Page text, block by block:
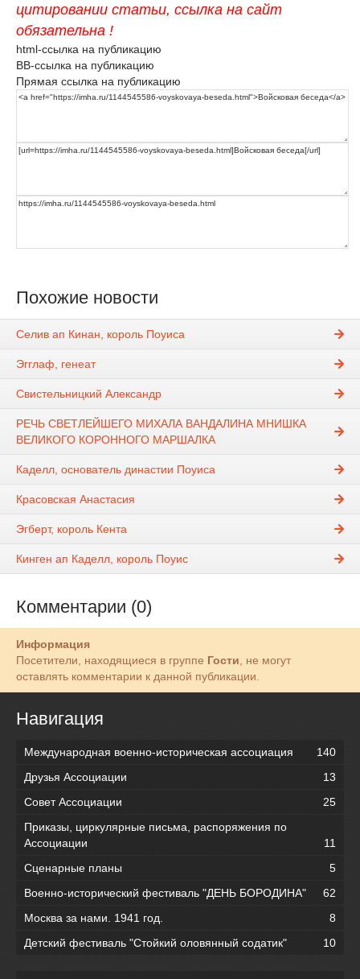
цитировании статьи, ссылка на сайт
обязательна !
html-ссылка на публикацию
BB-ссылка на публикацию
Прямая ссылка на публикацию
Похожие новости
Селив ап Кинан, король Поуиса
Эгглаф, генеат
Свистельницкий Александр
РЕЧЬ СВЕТЛЕЙШЕГО МИХАЛА ВАНДАЛИНА МНИШКА
ВЕЛИКОГО КОРОННОГО МАРШАЛКА
Каделл, основатель династии Поуиса
Красовская Анастасия
Эгберт, король Кента
Кинген ап Каделл, король Поуис
Комментарии (0)
Информация
Посетители, находящиеся в группе Гости , не могут
оставлять комментарии к данной публикации.
Навигация
Международная военно-историческая ассоциация
140
Друзья Ассоциации
13
Совет Ассоциации
25
Приказы, циркулярные письма, распоряжения по
Ассоциации
11
Сценарные планы
5
Военно-исторический фестиваль "ДЕНЬ БОРОДИНА"
62
Москва за нами. 1941 год.
8
Детский фестиваль "Стойкий оловянный содатик"
10